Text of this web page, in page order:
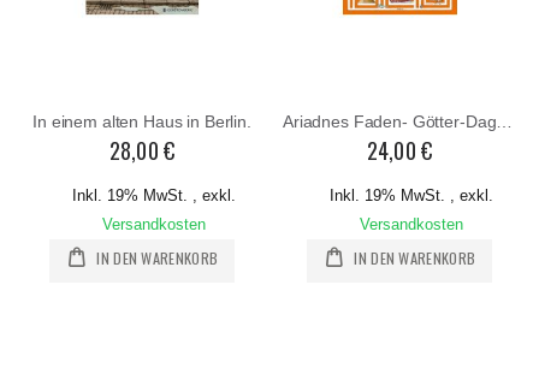
In einem alten Haus in Berlin.
28,00 €
Inkl. 19% MwSt. , exkl.
Versandkosten
IN DEN WARENKORB
24,00 €
Inkl. 19% MwSt. , exkl.
Versandkosten
IN DEN WARENKORB